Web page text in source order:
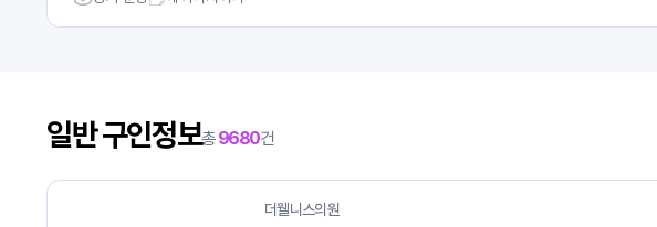
일반 구인정보총9680건
더웰니스의원